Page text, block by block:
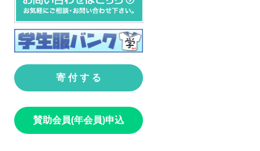
寄 付 す る
賛助会員(年会員)申込